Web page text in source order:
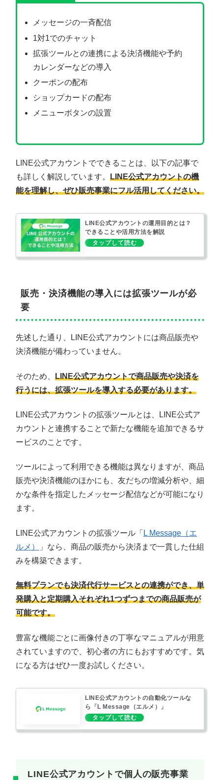
メッセージの一斉配信
1対1でのチャット
拡張ツールとの連携による決済機能や予約
カレンダーなどの導入
クーポンの配布
ショップカードの配布
メニューボタンの設置
LINE公式アカウントでできることは、以下の記事で
も詳しく解説しています。 LINE公式アカウントの機
能を理解し、ぜひ販売事業にフル活用してください。
LINE公式アカウントの運用目的とは？
できることや活用方法を解説
販売・決済機能の導入には拡張ツールが必
要
先述した通り、LINE公式アカウントには商品販売や
決済機能が備わっていません。
そのため、 LINE公式アカウントで商品販売や決済を
行うには、拡張ツールを導入する必要があります。
LINE公式アカウントの拡張ツールとは、LINE公式ア
カウントと連携することで新たな機能を追加できるサ
ービスのことです。
ツールによって利用できる機能は異なりますが、商品
販売や決済機能のほかにも、友だちの増減分析や、細
かな条件を指定したメッセージ配信などが可能になり
ます。
LINE公式アカウントの拡張ツール「 L Message（エ
ルメ）
」なら、商品の販売から決済まで一貫した仕組
みを構築できます。
無料プランでも決済代行サービスとの連携ができ、単
発購入と定期購入それぞれ1つずつまでの商品販売が
可能です。
豊富な機能ごとに画像付きの丁寧なマニュアルが用意
されていますので、初心者の方にもおすすめです。気
になる方はぜひ一度お試しください。
LINE公式アカウントの自動化ツールな
ら「L Message（エルメ）」
LINE公式アカウントで個人の販売事業